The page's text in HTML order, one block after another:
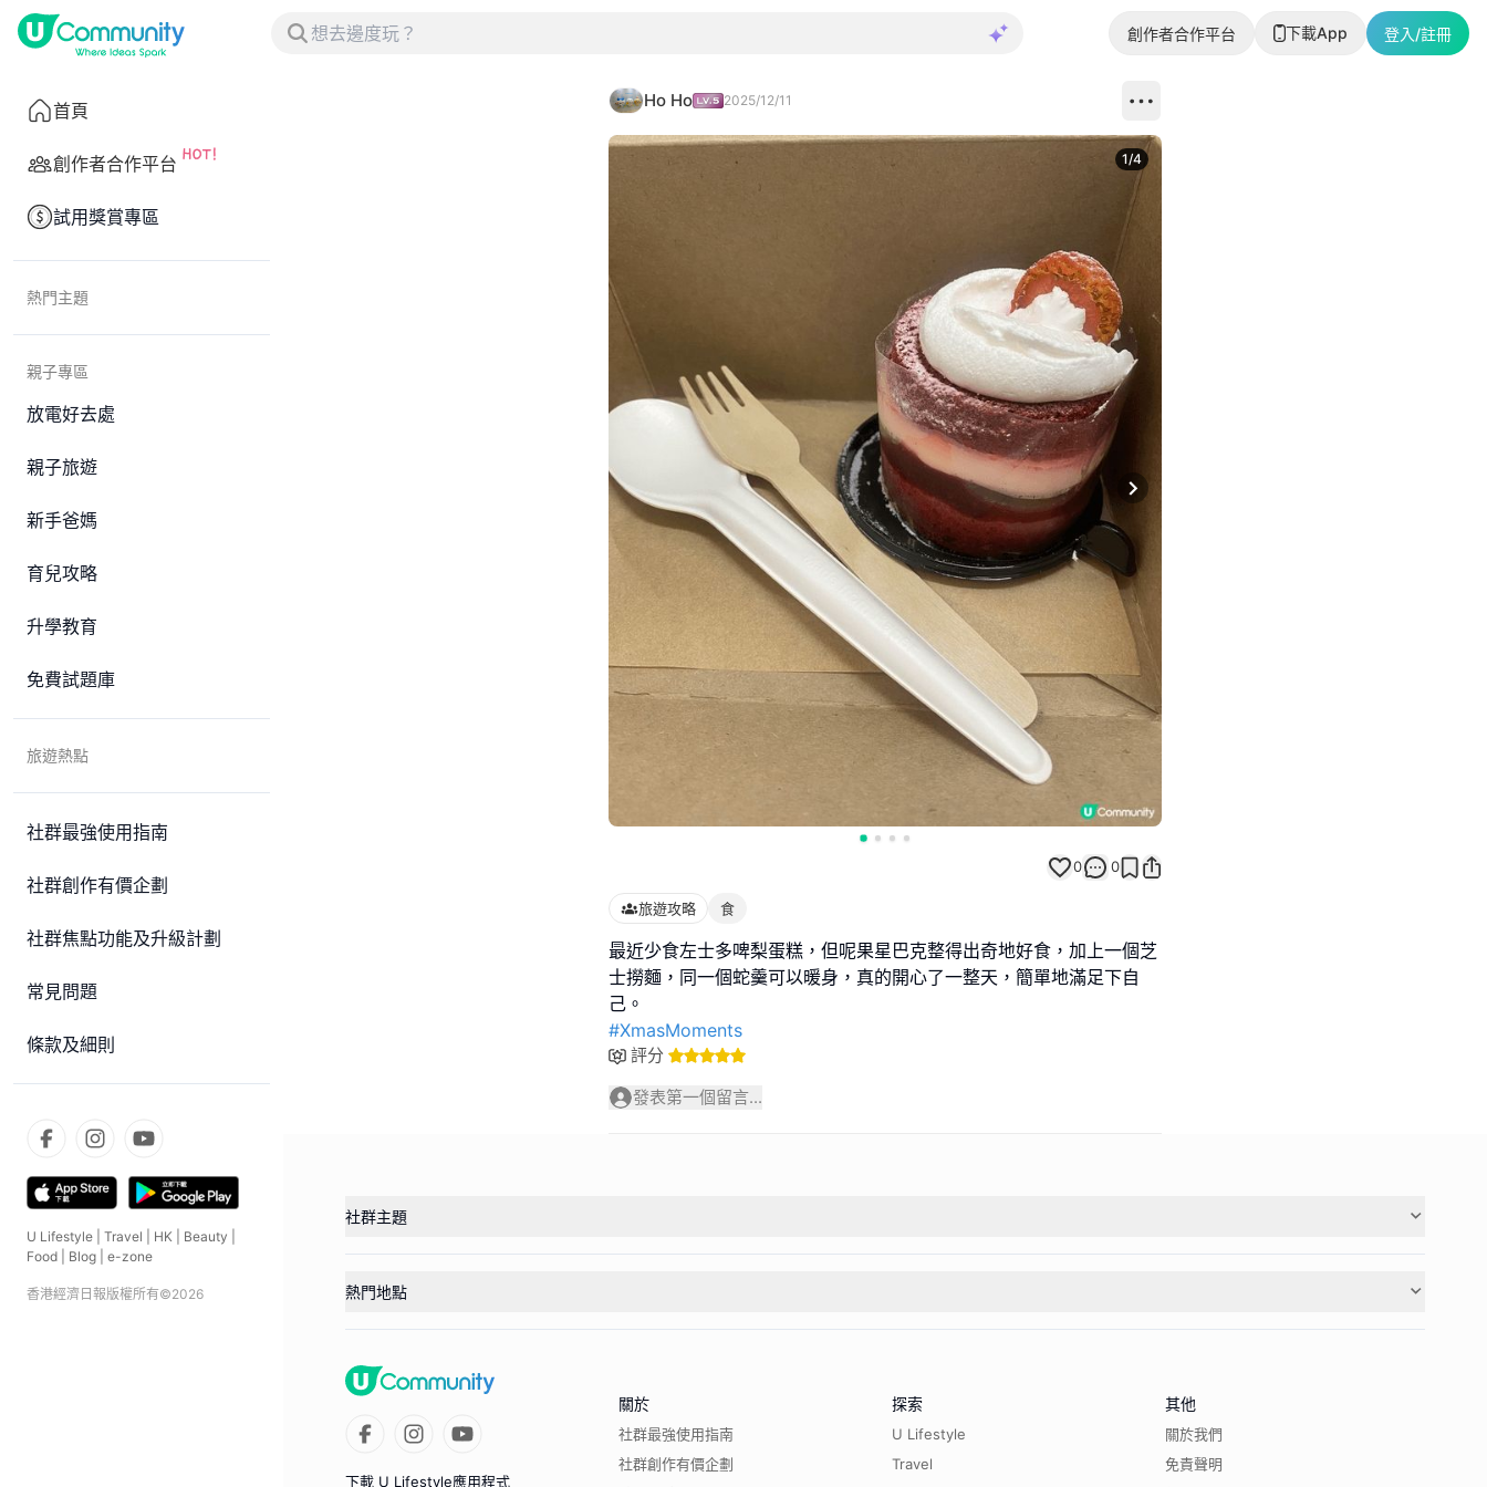
創作者合作平台 下載App 登入/註冊
首頁
創作者合作平台
試用獎賞專區
熱門主題
親子專區
放電好去處
親子旅遊
新手爸媽
育兒攻略
升學教育
免費試題庫
旅遊熱點
社群最強使用指南
社群創作有價企劃
社群焦點功能及升級計劃
常見問題
條款及細則
U Lifestyle Travel HK Beauty
Food
Blog e-zone
香港經濟日報版權所有©2026
Ho Ho 2025/12/11
Next slide
1/4
0 0
旅遊攻略 食
最近少食左士多啤梨蛋糕，但呢果星巴克整得出奇地好食，加上一個芝
士撈麵，同一個蛇羹可以暖身，真的開心了一整天，簡單地滿足下自
#XmasMoments
評分
發表第一個留言...
社群主題
熱門地點
下載 U Lifestyle應用程式
關於
社群最強使用指南
社群創作有價企劃
探索
U Lifestyle
Travel
其他
關於我們
免責聲明